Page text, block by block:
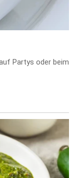
Partys oder beim